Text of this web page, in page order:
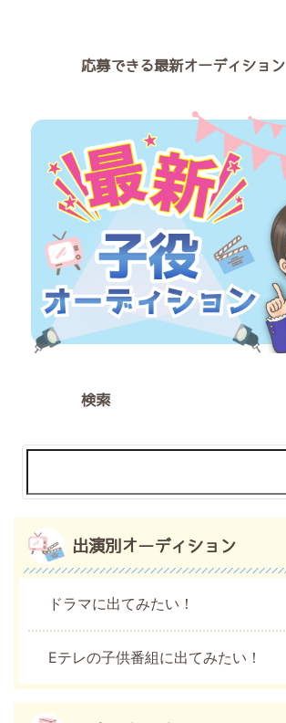
応募できる最新オーディション
検索
出演別オーディション
ドラマに出てみたい！
Eテレの子供番組に出てみたい！